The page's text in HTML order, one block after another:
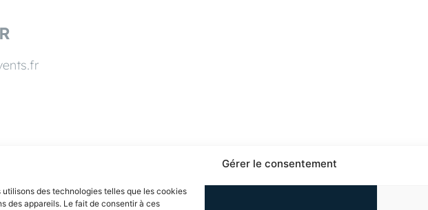
Gérer le consentement
des technologies telles que les cookies
des appareils. Le fait de consentir à ces